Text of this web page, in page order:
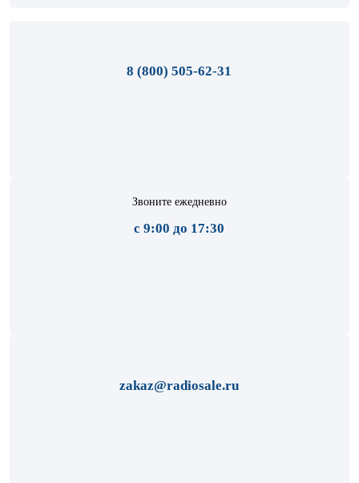
8 (800) 505-62-31
Звоните ежедневно
с 9:00 до 17:30
zakaz@radiosale.ru